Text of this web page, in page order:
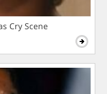
Cry Scene